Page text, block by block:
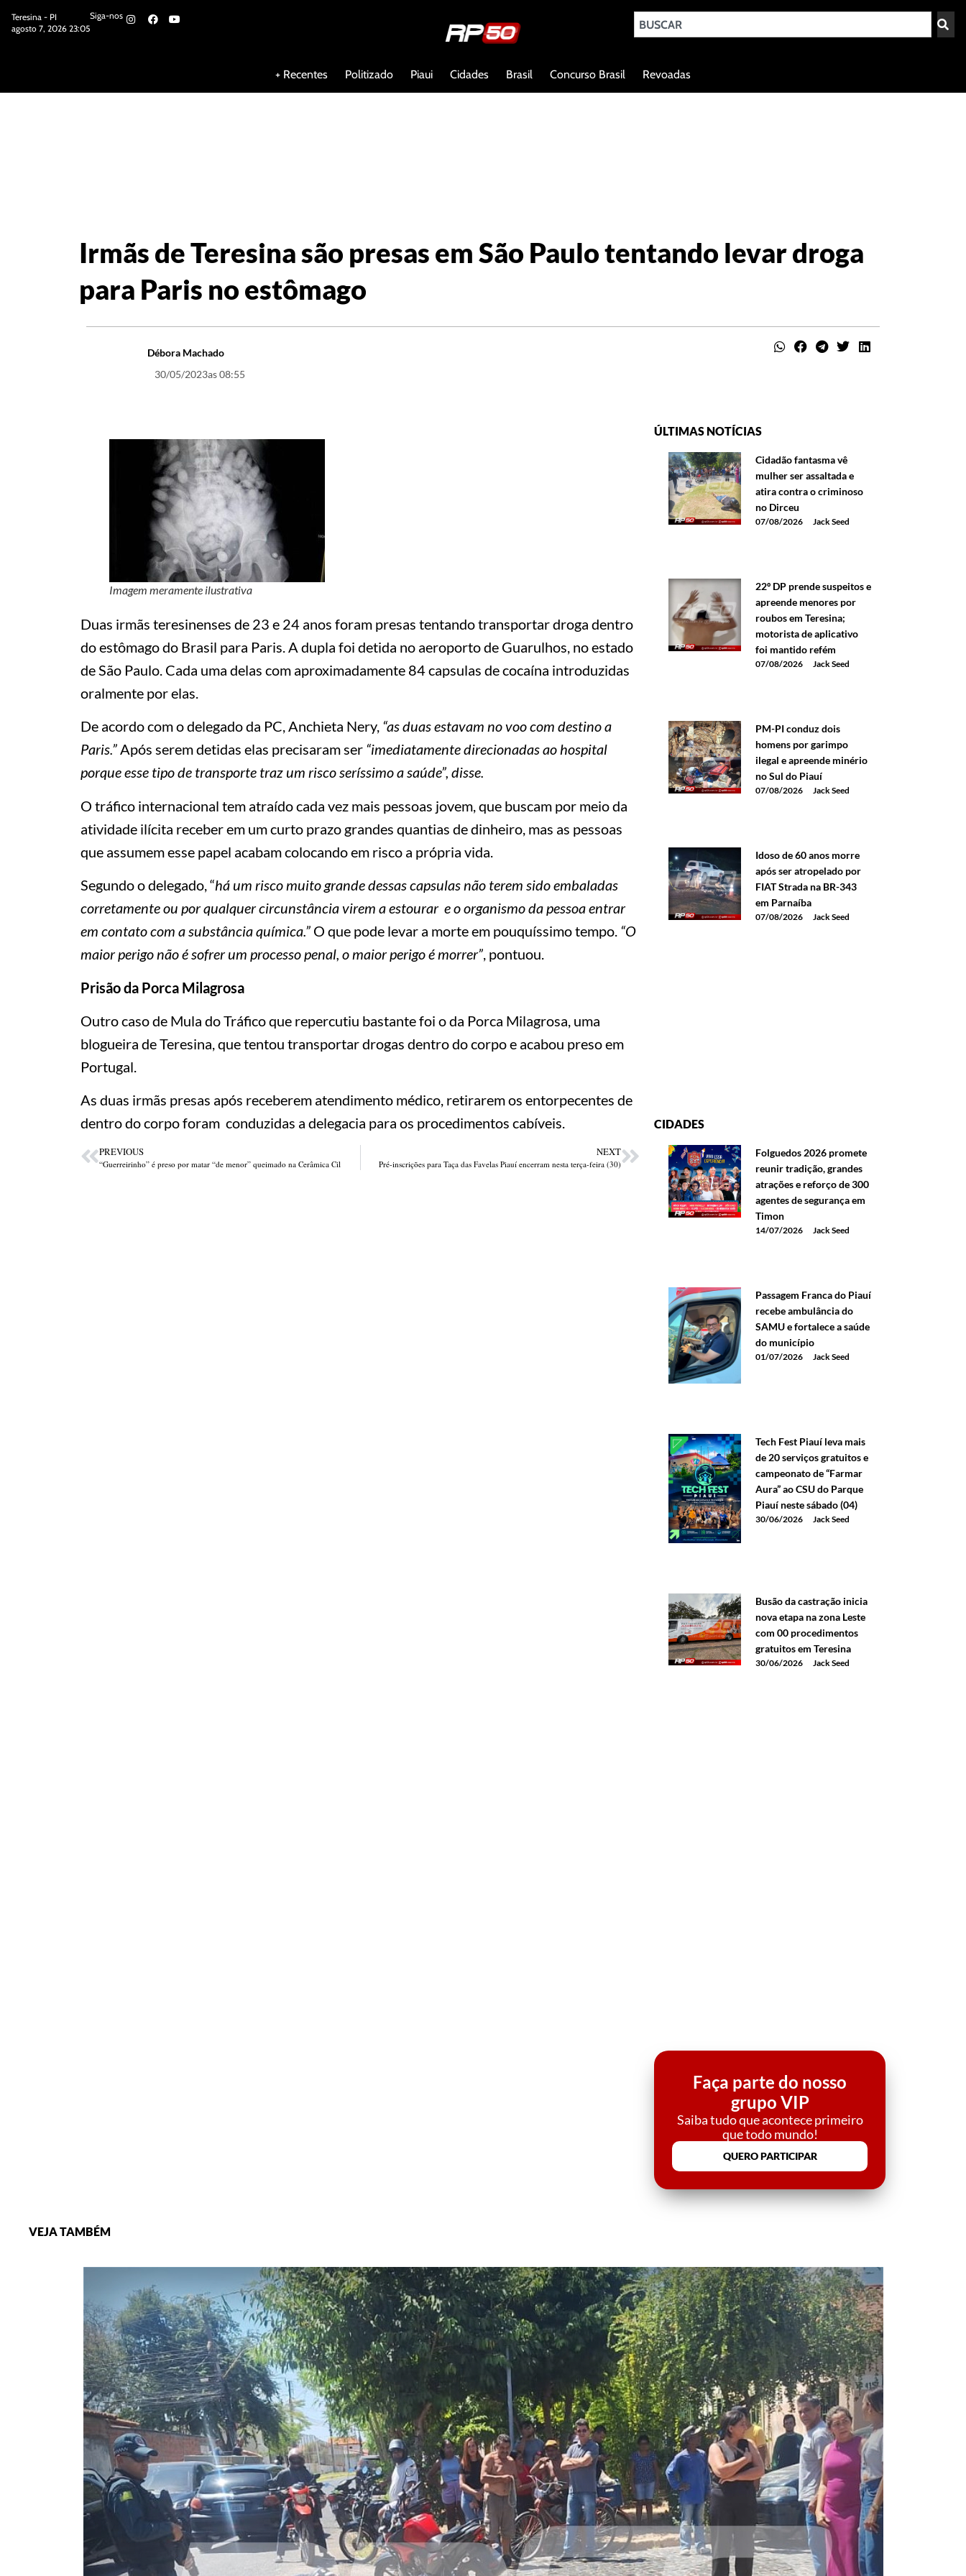
Teresina - PI
agosto 7, 2026 23:05
Siga-nos
+ Recentes Politizado Piaui Cidades Brasil Concurso Brasil Revoadas
Irmãs de Teresina são presas em São Paulo tentando levar droga
para Paris no estômago
Débora Machado
30/05/2023as 08:55
Imagem meramente ilustrativa
Duas irmãs teresinenses de 23 e 24 anos foram presas tentando transportar droga dentro
do estômago do Brasil para Paris. A dupla foi detida no aeroporto de Guarulhos, no estado
de São Paulo. Cada uma delas com aproximadamente 84 capsulas de cocaína introduzidas
oralmente por elas.
De acordo com o delegado da PC, Anchieta Nery, “as duas estavam no voo com destino a
Paris.”Após serem detidas elas precisaram ser “imediatamente direcionadas ao hospital
porque esse tipo de transporte traz um risco seríssimo a saúde”, disse.
O tráfico internacional tem atraído cada vez mais pessoas jovem, que buscam por meio da
atividade ilícita receber em um curto prazo grandes quantias de dinheiro, mas as pessoas
que assumem esse papel acabam colocando em risco a própria vida.
Segundo o delegado, “há um risco muito grande dessas capsulas não terem sido embaladas
corretamente ou por qualquer circunstância virem a estourar e o organismo da pessoa entrar
em contato com a substância química.” O que pode levar a morte em pouquíssimo tempo. “O
maior perigo não é sofrer um processo penal, o maior perigo é morrer”, pontuou.
Prisão da Porca Milagrosa
Outro caso de Mula do Tráfico que repercutiu bastante foi o da Porca Milagrosa, uma
blogueira de Teresina, que tentou transportar drogas dentro do corpo e acabou preso em
Portugal.
As duas irmãs presas após receberem atendimento médico, retirarem os entorpecentes de
dentro do corpo foram conduzidas a delegacia para os procedimentos cabíveis.
PREVIOUS
“Guerreirinho” é preso por matar “de menor” queimado na Cerâmica Cil
NEXT
Pré-inscrições para Taça das Favelas Piauí encerram nesta terça-feira (30)
ÚLTIMAS NOTÍCIAS
Cidadão fantasma vê
mulher ser assaltada e
atira contra o criminoso
no Dirceu
07/08/2026 Jack Seed
22º DP prende suspeitos e
apreende menores por
roubos em Teresina;
motorista de aplicativo
foi mantido refém
07/08/2026 Jack Seed
PM-PI conduz dois
homens por garimpo
ilegal e apreende minério
no Sul do Piauí
07/08/2026 Jack Seed
Idoso de 60 anos morre
após ser atropelado por
FIAT Strada na BR-343
em Parnaíba
07/08/2026 Jack Seed
CIDADES
Folguedos 2026 promete
reunir tradição, grandes
atrações e reforço de 300
agentes de segurança em
Timon
14/07/2026 Jack Seed
Passagem Franca do Piauí
recebe ambulância do
SAMU e fortalece a saúde
do município
01/07/2026 Jack Seed
Tech Fest Piauí leva mais
de 20 serviços gratuitos e
campeonato de “Farmar
Aura” ao CSU do Parque
Piauí neste sábado (04)
30/06/2026 Jack Seed
Busão da castração inicia
nova etapa na zona Leste
com 00 procedimentos
gratuitos em Teresina
30/06/2026 Jack Seed
Faça parte do nosso
grupo VIP
Saiba tudo que acontece primeiro
que todo mundo!
QUERO PARTICIPAR
VEJA TAMBÉM